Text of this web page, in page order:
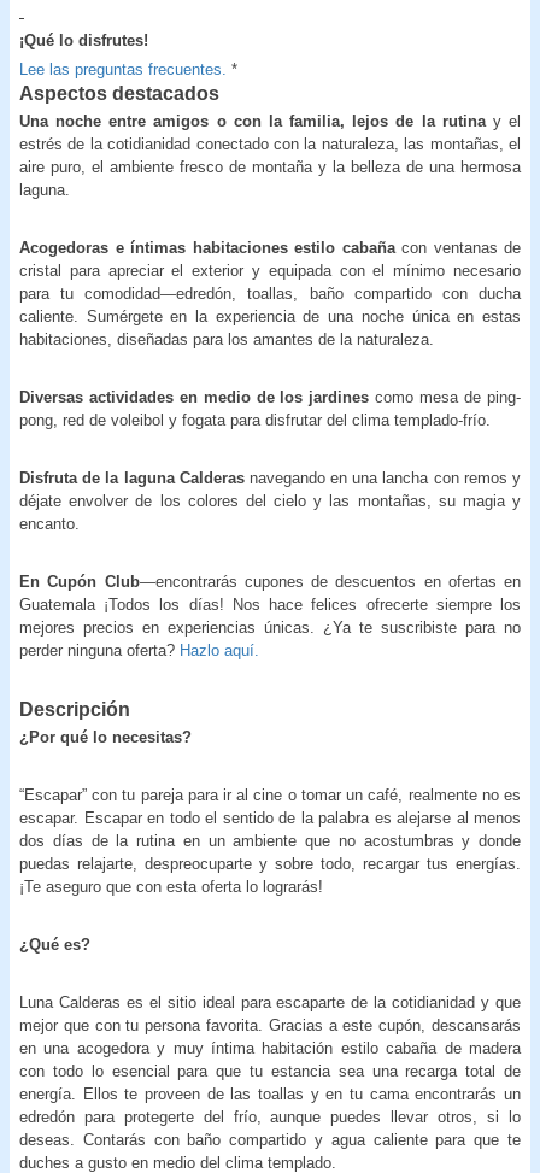
¡Qué lo disfrutes!
Lee las preguntas frecuentes. *
Aspectos destacados
Una noche entre amigos o con la familia, lejos de la rutinay el
estrés de la cotidianidad conectado con la naturaleza, las montañas, el
aire puro, el ambiente fresco de montaña y la belleza de una hermosa
laguna.
Acogedoras e íntimas habitaciones estilo cabaña con ventanas de
cristal para apreciar el exterior y equipada con el mínimo necesario
para tu comodidad—edredón, toallas, baño compartido con ducha
caliente. Sumérgete en la experiencia de una noche única en estas
habitaciones, diseñadas para los amantes de la naturaleza.
Diversas actividades en medio de los jardines como mesa de ping-
pong, red de voleibol y fogata para disfrutar del clima templado-frío.
Disfruta de la laguna Calderasnavegando en una lancha con remos y
déjate envolver de los colores del cielo y las montañas, su magia y
encanto.
En Cupón Club—encontrarás cupones de descuentos en ofertas en
Guatemala ¡Todos los días! Nos hace felices ofrecerte siempre los
mejores precios en experiencias únicas. ¿Ya te suscribiste para no
perder ninguna oferta? Hazlo aquí.
Descripción
¿Por qué lo necesitas?
“Escapar” con tu pareja para ir al cine o tomar un café, realmente no es
escapar. Escapar en todo el sentido de la palabra es alejarse al menos
dos días de la rutina en un ambiente que no acostumbras y donde
puedas relajarte, despreocuparte y sobre todo, recargar tus energías.
¡Te aseguro que con esta oferta lo lograrás!
¿Qué es?
Luna Calderas es el sitio ideal para escaparte de la cotidianidad y que
mejor que con tu persona favorita. Gracias a este cupón, descansarás
en una acogedora y muy íntima habitación estilo cabaña de madera
con todo lo esencial para que tu estancia sea una recarga total de
energía. Ellos te proveen de las toallas y en tu cama encontrarás un
edredón para protegerte del frío, aunque puedes llevar otros, si lo
deseas. Contarás con baño compartido y agua caliente para que te
duches a gusto en medio del clima templado.